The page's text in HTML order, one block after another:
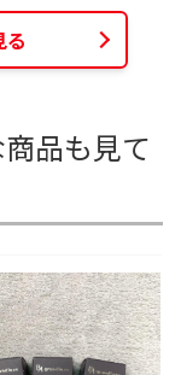
る
品も見て